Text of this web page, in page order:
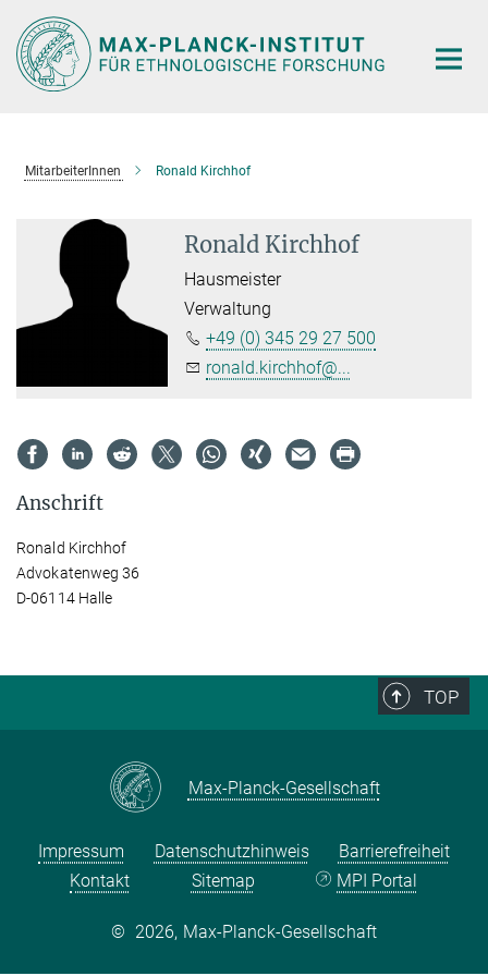
Hauptinhalt
MitarbeiterInnen Ronald Kirchhof
Ronald Kirchhof
Hausmeister
Verwaltung
+49 (0) 345 29 27 500
ronald.kirchhof@...
Anschrift
Ronald Kirchhof
Advokatenweg 36
D-06114 Halle
TOP
Max-Planck-Gesellschaft
Impressum Datenschutzhinweis
Barrierefreiheit
Kontakt
Sitemap MPI Portal
© 2026, Max-Planck-Gesellschaft